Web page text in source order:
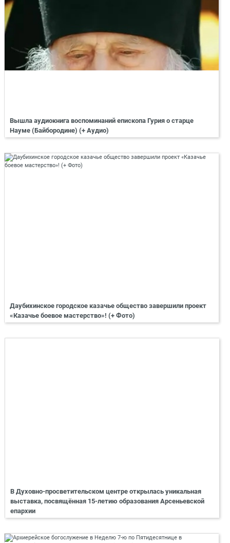
Вышла аудиокнига воспоминаний епископа Гурия о старце
Науме (Байбородине) (+ Аудио)
Даубихинское городское казачье общество завершили проект
«Казачье боевое мастерство»! (+ Фото)
В Духовно-просветительском центре открылась уникальная
выставка, посвящённая 15-летию образования Арсеньевской
епархии